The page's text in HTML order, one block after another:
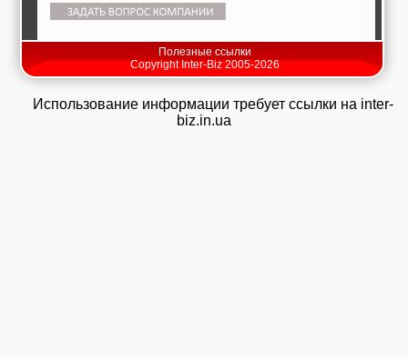
Полезные ссылки
Copyright Inter-Biz 2005-2026
Использование информации требует ссылки на inter-
biz.in.ua